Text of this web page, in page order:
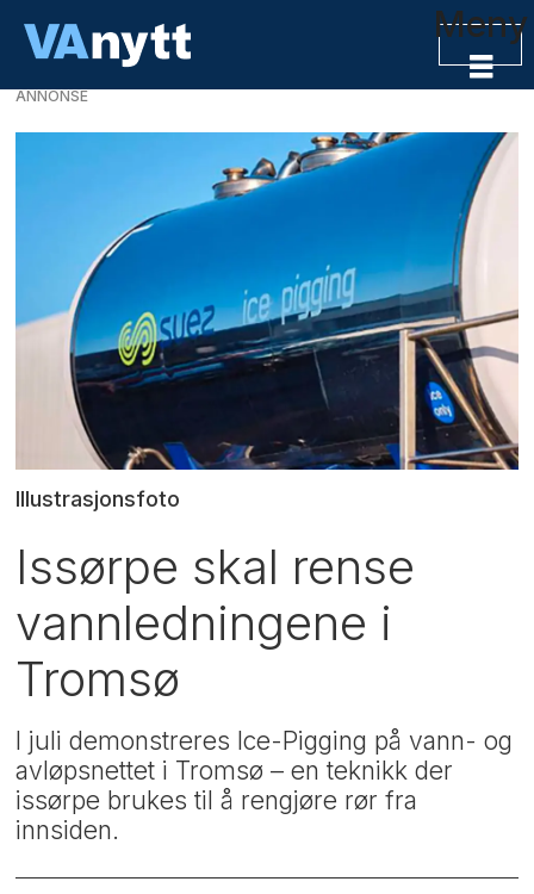
Meny
ANNONSE
Illustrasjonsfoto
Issørpe skal rense
vannledningene i
Tromsø
I juli demonstreres Ice-Pigging på vann- og
avløpsnettet i Tromsø – en teknikk der
issørpe brukes til å rengjøre rør fra
innsiden.